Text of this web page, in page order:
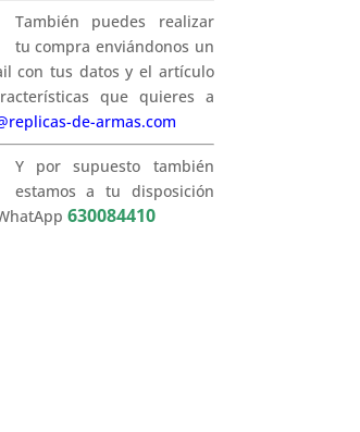
También puedes realizar
tu compra enviándonos un
con tus datos y el artículo
que quieres a
de-armas.com
Y por supuesto también
estamos a tu disposición
630084410